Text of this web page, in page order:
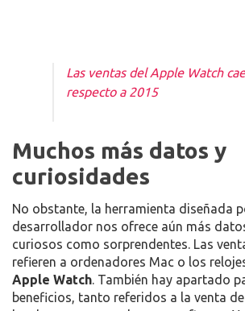
Las ventas del Apple Watch
respecto a 2015
Muchos más datos y
curiosidades